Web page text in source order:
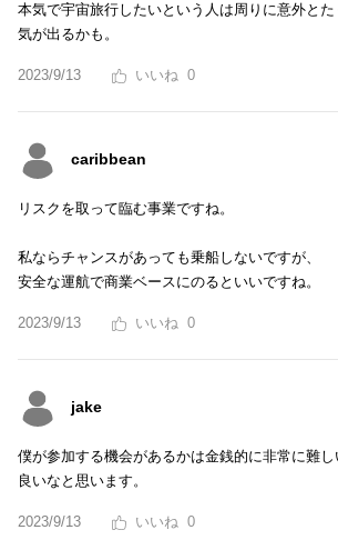
本気で宇宙旅行したいという人は周りに意外と
気が出るかも。
2023/9/13 0
caribbean
リスクを取って臨む事業ですね。
私ならチャンスがあっても乗船しないですが、
安全な運航で商業ベースにのるといいですね。
2023/9/13 0
jake
僕が参加する機会があるかは金銭的に非常に難
良いなと思います。
2023/9/13 0